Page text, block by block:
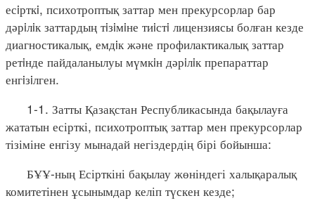
есiрткi, психотроптық заттар мен прекурсорлар бар
дәрiлiк заттардың тiзiмiне тиiстi лицензиясы болған кезде
диагностикалық, емдiк және профилактикалық заттар
ретiнде пайдаланылуы мүмкiн дәрiлiк препараттар
енгiзiлген.
1-1. Затты Қазақстан Республикасында бақылауға
жататын есірткі, психотроптық заттар мен прекурсорлар
тізіміне енгізу мынадай негіздердің бірі бойынша:
БҰҰ-ның Есірткіні бақылау жөніндегі халықаралық
комитетінен ұсынымдар келіп түскен кезде;